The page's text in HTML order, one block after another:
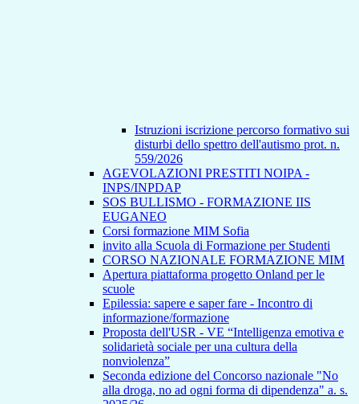
Istruzioni iscrizione percorso formativo sui
disturbi dello spettro dell'autismo prot. n.
559/2026
AGEVOLAZIONI PRESTITI NOIPA -
INPS/INPDAP
SOS BULLISMO - FORMAZIONE IIS
EUGANEO
Corsi formazione MIM Sofia
invito alla Scuola di Formazione per Studenti
CORSO NAZIONALE FORMAZIONE MIM
Apertura piattaforma progetto Onland per le
scuole
Epilessia: sapere e saper fare - Incontro di
informazione/formazione
Proposta dell'USR - VE “Intelligenza emotiva e
solidarietà sociale per una cultura della
nonviolenza”
Seconda edizione del Concorso nazionale "No
alla droga, no ad ogni forma di dipendenza" a. s.